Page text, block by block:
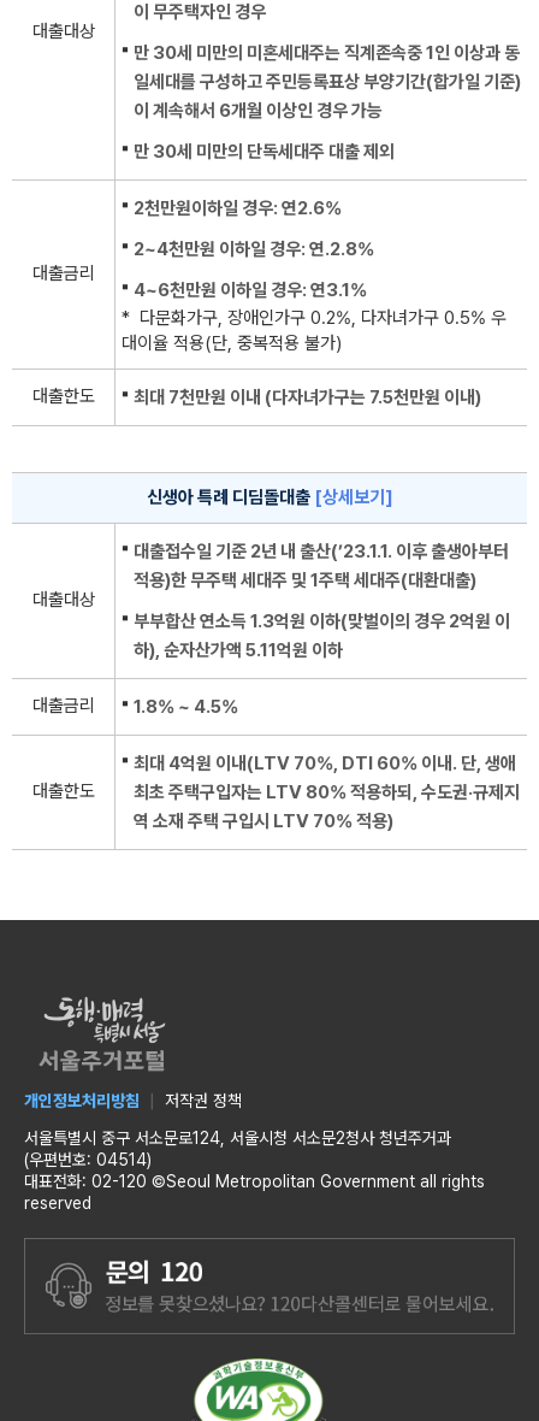
대출대상
이 무주택자인 경우
만 30세 미만의 미혼세대주는 직계존속중 1인 이상과 동
일세대를 구성하고 주민등록표상 부양기간(합가일 기준)
이 계속해서 6개월 이상인 경우 가능
만 30세 미만의 단독세대주 대출 제외
대출금리
2천만원이하일 경우: 연2.6%
2~4천만원 이하일 경우: 연.2.8%
4~6천만원 이하일 경우: 연3.1%
* 다문화가구, 장애인가구 0.2%, 다자녀가구 0.5% 우
대이율 적용(단, 중복적용 불가)
대출한도 최대 7천만원 이내 (다자녀가구는 7.5천만원 이내)
신생아 특례 디딤돌대출 [상세보기]
대출대상
대출접수일 기준 2년 내 출산(’23.1.1. 이후 출생아부터
적용)한 무주택 세대주 및 1주택 세대주(대환대출)
부부합산 연소득 1.3억원 이하(맞벌이의 경우 2억원 이
하), 순자산가액 5.11억원 이하
대출금리 1.8% ~ 4.5%
대출한도
최대 4억원 이내(LTV 70%, DTI 60% 이내. 단, 생애
최초 주택구입자는 LTV 80% 적용하되, 수도권·규제지
역 소재 주택 구입시 LTV 70% 적용)
개인정보처리방침
저작권 정책
서울특별시 중구 서소문로124, 서울시청 서소문2청사 청년주거과
(우편번호: 04514)
대표전화: 02-120 ©Seoul Metropolitan Government all rights
reserved